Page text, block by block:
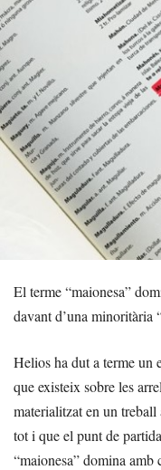
El terme “maionesa”
davant d’una minoritària
Helios ha dut a terme un
que existeix sobre les
materialitzat en un
tot i que el punt de
“maionesa” domina